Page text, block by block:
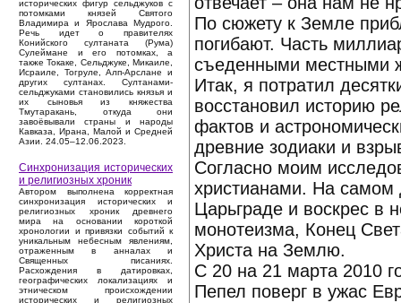
исторических фигур сельджуков с
потомками князей Святого
Владимира и Ярослава Мудрого.
Речь идет о правителях
Конийского султаната (Рума)
Сулеймане и его потомках, а
также Токаке, Сельджуке, Микаиле,
Исраиле, Тогруле, Алп-Арслане и
других султанах. Султанами-
сельджуками становились князья и
их сыновья из княжества
Тмутаракань, откуда они
завоёвывали страны и народы
Кавказа, Ирана, Малой и Средней
Азии. 24.05–12.06.2023.
Синхронизация исторических
и религиозных хроник
Автором выполнена корректная
синхронизация исторических и
религиозных хроник древнего
мира на основании короткой
хронологии и привязки событий к
уникальным небесным явлениям,
отраженным в анналах и
Священных писаниях.
Расхождения в датировках,
географических локализациях и
этническом происхождении
исторических и религиозных
По сюжету к Земле
погибают. Часть
съеденными местными
Итак, я потратил
восстановил историю
фактов и
древние зодиаки и
Согласно моим
христианами. На самом
Царьграде и воскрес в
монотеизма, Конец
Христа на Землю.
С 20 на 21 марта 2010
Пепел поверг в ужас